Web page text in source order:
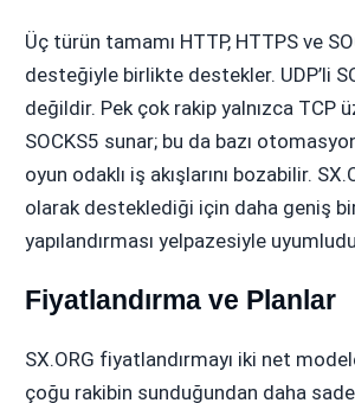
Üç türün tamamı HTTP, HTTPS ve
desteğiyle birlikte destekler. UDP’li
değildir. Pek çok rakip yalnızca TCP
SOCKS5 sunar; bu da bazı
oyun odaklı iş akışlarını bozabilir.
olarak desteklediği için daha geniş bir
yapılandırması yelpazesiyle
Fiyatlandırma ve Planlar
SX.ORG fiyatlandırmayı iki net
çoğu rakibin sunduğundan daha